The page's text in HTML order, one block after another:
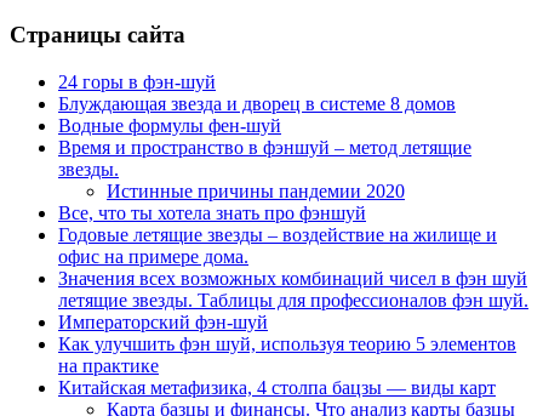
Страницы сайта
24 горы в фэн-шуй
Блуждающая звезда и дворец в системе 8 домов
Водные формулы фен-шуй
Время и пространство в фэншуй – метод летящие
звезды.
Истинные причины пандемии 2020
Все, что ты хотела знать про фэншуй
Годовые летящие звезды – воздействие на жилище и
офис на примере дома.
Значения всех возможных комбинаций чисел в фэн шуй
летящие звезды. Таблицы для профессионалов фэн шуй.
Императорский фэн-шуй
Как улучшить фэн шуй, используя теорию 5 элементов
на практике
Китайская метафизика, 4 столпа бацзы — виды карт
Карта базцы и финансы. Что анализ карты базцы